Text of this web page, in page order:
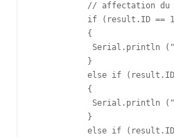
// affectation
if (result.ID ==
           {
Serial.println
           }
else if
           {
Serial.println
           }
else if